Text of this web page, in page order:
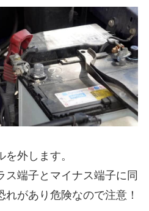
外します。
端子とマイナス端子に同
があり危険なので注意！